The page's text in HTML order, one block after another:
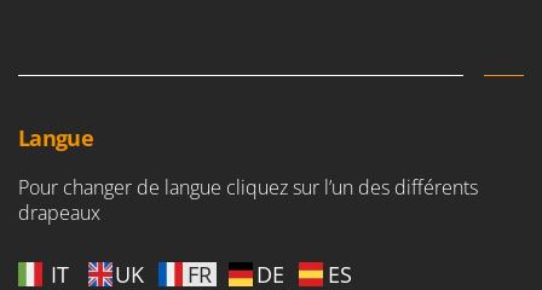
Langue
Pour changer de langue cliquez sur l’un des différents
drapeaux
IT UK FR DE ES